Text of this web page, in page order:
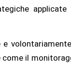
il